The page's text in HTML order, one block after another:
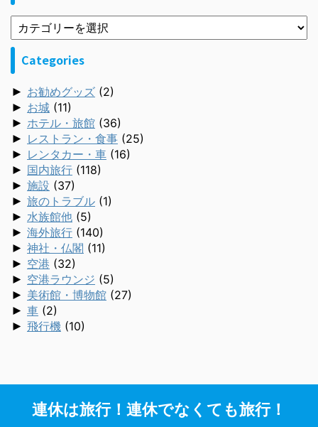
Categories
► お勧めグッズ (2)
► お城 (11)
► ホテル・旅館 (36)
► レストラン・食事 (25)
► レンタカー・車 (16)
► 国内旅行 (118)
► 施設 (37)
► 旅のトラブル (1)
► 水族館他 (5)
► 海外旅行 (140)
► 神社・仏閣 (11)
► 空港 (32)
► 空港ラウンジ (5)
► 美術館・博物館 (27)
► 車 (2)
► 飛行機 (10)
連休は旅行！連休でなくても旅行！